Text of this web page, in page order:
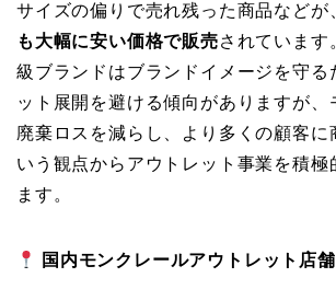
サイズの偏りで売れ残った商品などが
も大幅に安い価格で販売されています
級ブランドはブランドイメージを守る
ット展開を避ける傾向がありますが、
廃棄ロスを減らし、より多くの顧客に
いう観点からアウトレット事業を積極
ます。
国内モンクレールアウトレット店